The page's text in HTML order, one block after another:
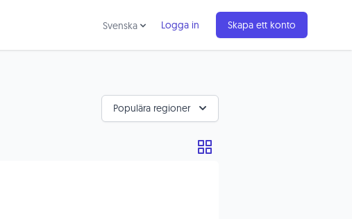
Svenska Logga in Skapa ett konto
Populära regioner